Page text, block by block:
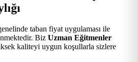
taban fiyat uygulaması ile
Biz Uzman Eğitmenler
kaliteyi uygun koşullarla sizlere